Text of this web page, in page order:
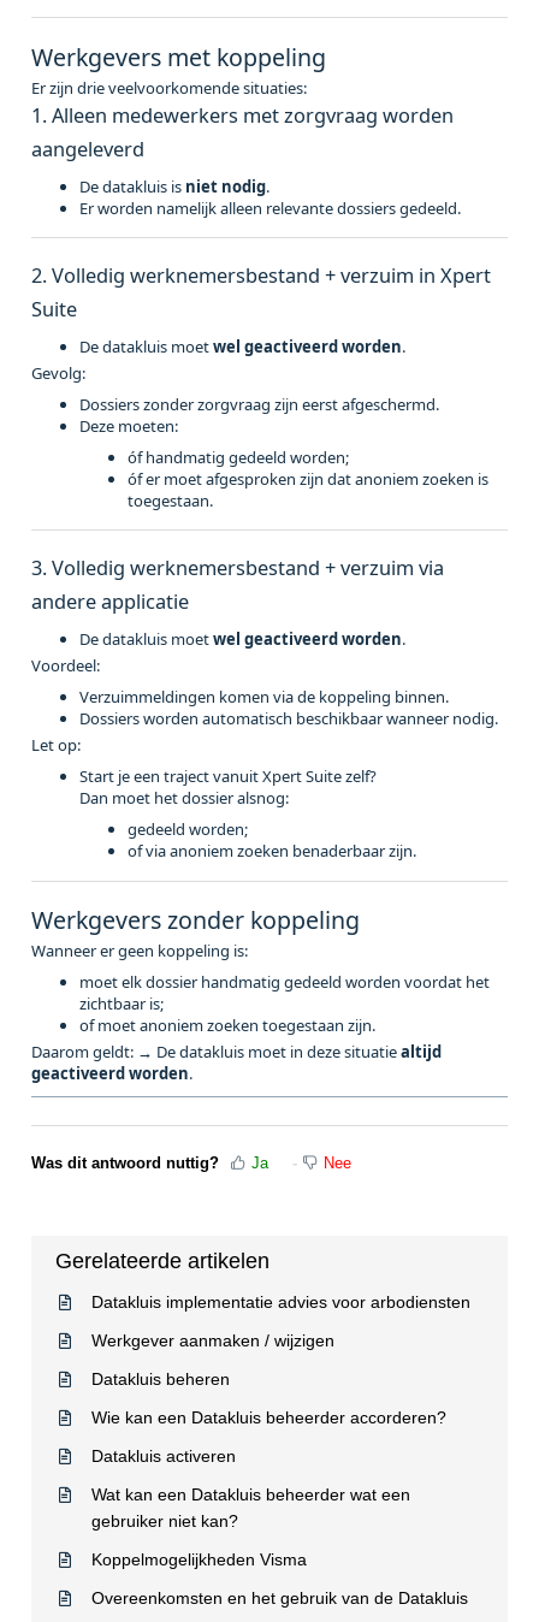
Werkgevers met koppeling
Er zijn drie veelvoorkomende situaties:
1. Alleen medewerkers met zorgvraag worden
aangeleverd
De datakluis is niet nodig.
Er worden namelijk alleen relevante dossiers gedeeld.
2. Volledig werknemersbestand + verzuim in Xpert
Suite
De datakluis moetwel geactiveerd worden.
Gevolg:
Dossiers zonder zorgvraag zijn eerst afgeschermd.
Deze moeten:
óf handmatig gedeeld worden;
óf er moet afgesproken zijn dat anoniem zoeken is
toegestaan.
3. Volledig werknemersbestand + verzuim via
andere applicatie
De datakluis moetwel geactiveerd worden.
Voordeel:
Verzuimmeldingen komen via de koppeling binnen.
Dossiers worden automatisch beschikbaar wanneer nodig.
Let op:
Start je een traject vanuit Xpert Suite zelf?
Dan moet het dossier alsnog:
gedeeld worden;
of via anoniem zoeken benaderbaar zijn.
Werkgevers zonder koppeling
Wanneer er geen koppeling is:
moet elk dossier handmatig gedeeld worden voordat het
zichtbaar is;
of moet anoniem zoeken toegestaan zijn.
Daarom geldt: → De datakluis moet in deze situatiealtijd
geactiveerd worden.
Was dit antwoord nuttig? Ja Nee
Gerelateerde artikelen
Datakluis implementatie advies voor arbodiensten
Werkgever aanmaken / wijzigen
Datakluis beheren
Wie kan een Datakluis beheerder accorderen?
Datakluis activeren
Wat kan een Datakluis beheerder wat een
gebruiker niet kan?
Koppelmogelijkheden Visma
Overeenkomsten en het gebruik van de Datakluis